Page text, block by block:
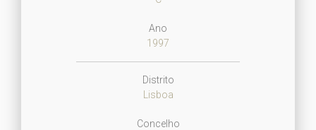
Ano
1997
Distrito
Lisboa
Concelho